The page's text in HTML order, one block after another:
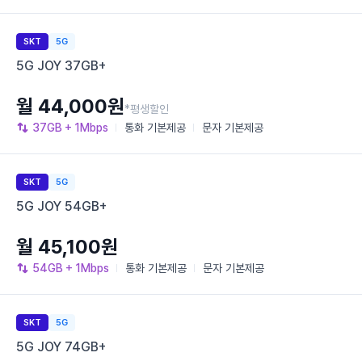
SKT 5G
5G JOY 37GB+
37GB + 1Mbps 통화 기본제공 문자 기본제공
월 44,000원*평생할인
SKT 5G
5G JOY 54GB+
54GB + 1Mbps 통화 기본제공 문자 기본제공
월 45,100원
SKT 5G
5G JOY 74GB+